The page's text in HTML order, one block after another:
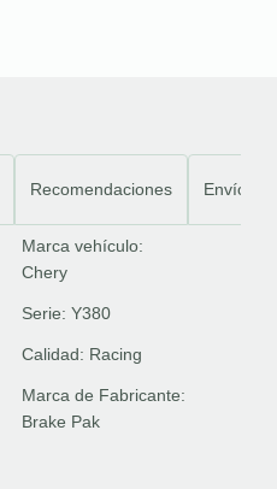
Recomendaciones Envíos
Marca vehículo:
Chery
Serie: Y380
Calidad: Racing
Marca de Fabricante:
Brake Pak